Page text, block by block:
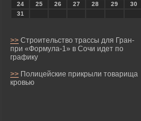
24
25 26 27 28 29
30
31
>> Строительство трассы для Гран-
при «Формула-1» в Сочи идет по
графику
>> Полицейские прикрыли товарища
кровью